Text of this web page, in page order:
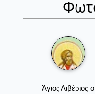
Άγιος Λιβέριος ο